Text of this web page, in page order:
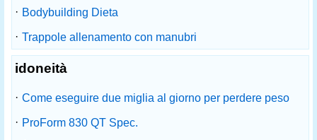
· Bodybuilding Dieta
· Trappole allenamento con manubri
idoneità
· Come eseguire due miglia al giorno per perdere peso
· ProForm 830 QT Spec.